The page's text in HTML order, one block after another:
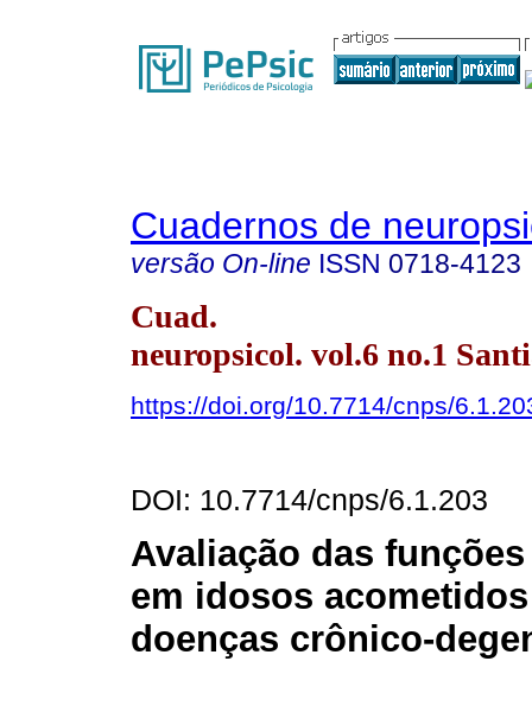
Cuadernos de
versão On-line ISSN 0718-4123
Cuad.
neuropsicol. vol.6 no.1
https://doi.org/10.7714/cnps/
DOI: 10.7714/cnps/6.1.203
Avaliação das
em idosos
doenças crônico-